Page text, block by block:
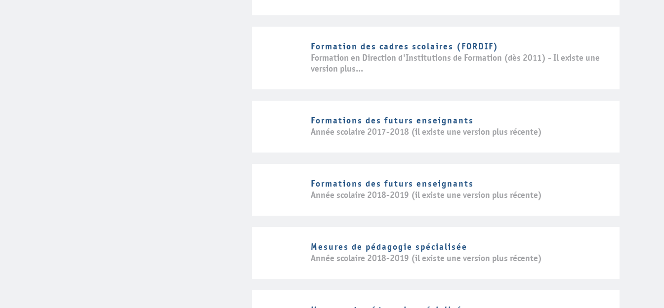
Formation des cadres scolaires (FORDIF)
Formation en Direction d'Institutions de Formation (dès 2011) - Il existe une
version plus...
Formations des futurs enseignants
Année scolaire 2017-2018 (il existe une version plus récente)
Formations des futurs enseignants
Année scolaire 2018-2019 (il existe une version plus récente)
Mesures de pédagogie spécialisée
Année scolaire 2018-2019 (il existe une version plus récente)